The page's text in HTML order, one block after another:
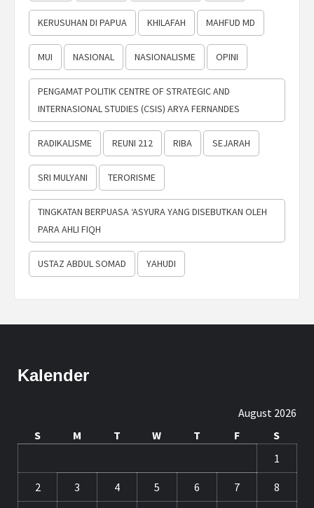
KERUSUHAN DI PAPUA KHILAFAH MAHFUD MD
MUI NASIONAL NASIONALISME OPINI
PENGAMAT POLITIK CENTRE OF STRATEGIC AND
INTERNASIONAL STUDIES (CSIS) ARYA FERNANDES
RADIKALISME REUNI 212 RIBA SEJARAH
SRI MULYANI TERORISME
TINGKATAN BERPUASA ‘ASYURA YANG DISEBUTKAN OLEH
PARA AHLI FIQH
USTAZ ABDUL SOMAD YAHUDI
Kalender
August 2026
S
M T W T F
S
1
2 3 4 5 6 7 8